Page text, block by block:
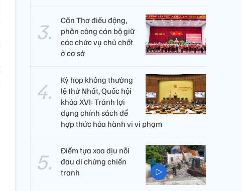
Cần Thơ điều động,
phân công cán bộ giữ
các chức vụ chủ chốt
ở cơ sở
Kỳ họp không thường
lệ thứ Nhất, Quốc hội
khóa XVI: Tránh lợi
dụng chính sách để
hợp thức hóa hành vi vi phạm
Điểm tựa xoa dịu nỗi
đau di chứng chiến
tranh